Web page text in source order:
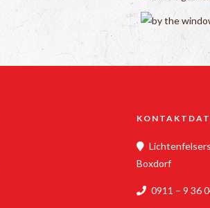
Boxdorf
0911 – 9 36